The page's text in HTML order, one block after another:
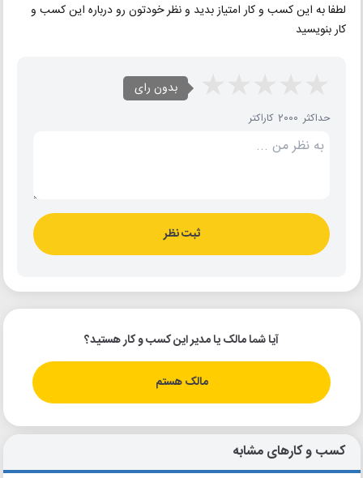
لطفا به این کسب و کار امتیاز بدید و نظر خودتون رو درباره این کسب و
کار بنویسید
بدون رای
حداکثر 2000 کاراکتر
ثبت نظر
آیا شما مالک یا مدیر این کسب و کار هستید؟
مالک هستم
کسب و کارهای مشابه